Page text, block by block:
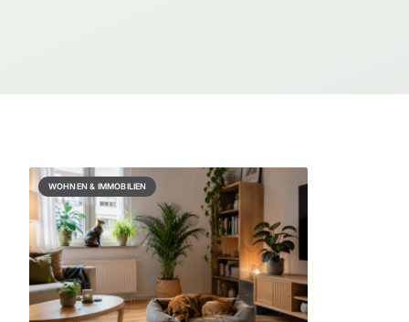
WOHNEN & IMMOBILIEN